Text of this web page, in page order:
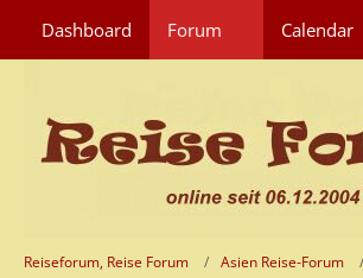
Dashboard Forum Calendar
Reiseforum, Reise Forum Asien Reise-Forum